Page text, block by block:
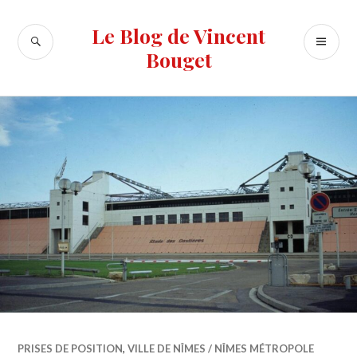
contenu
Le Blog de Vincent
Bouget
RECHERCHE
PRISES DE POSITION,VILLE DE NÎMES / NÎMES MÉTROPOLE